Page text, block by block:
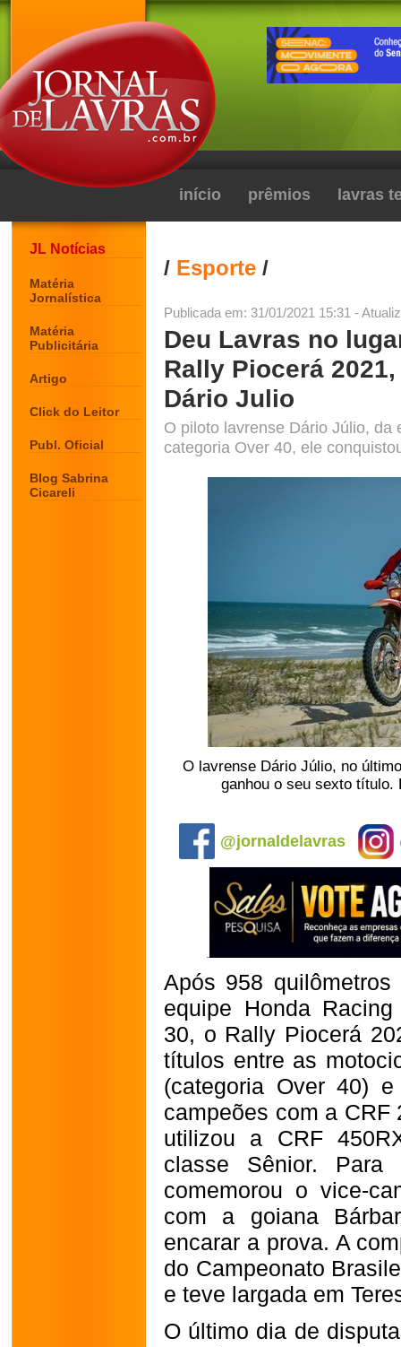
início prêmios lavras
JL Notícias
Matéria
Jornalística
Matéria
Publicitária
Artigo
Click do Leitor
Publ. Oficial
Blog Sabrina
Cicareli
/ Esporte /
Publicada em: 31/01/2021 15:31 -
Deu Lavras no
Rally Piocerá
Dário Julio
O piloto lavrense Dário Júlio,
categoria Over 40, ele
O lavrense Dário Júlio, no
ganhou o seu sexto título.
@jornaldelavras
Após 958 quilômetros
equipe Honda
30, o Rally Piocerá
títulos entre as
(categoria Over 40)
campeões com a CRF
utilizou a CRF
classe Sênior. Para
comemorou o vice-
com a goiana
encarar a prova. A
do Campeonato
e teve largada em
O último dia de